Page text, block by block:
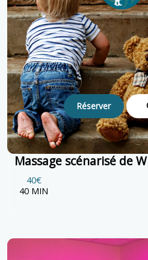
Réserver
Massage scénarisé de
40€
40 MIN